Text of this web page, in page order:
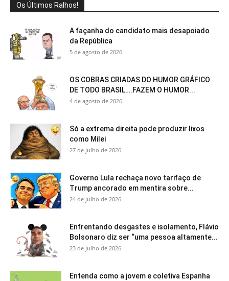
Os Últimos Ralhos!
A façanha do candidato mais desapoiado
da República
5 de agosto de 2026
OS COBRAS CRIADAS DO HUMOR GRÁFICO
DE TODO BRASIL….FAZEM O HUMOR...
4 de agosto de 2026
Só a extrema direita pode produzir lixos
como Milei
27 de julho de 2026
Governo Lula rechaça novo tarifaço de
Trump ancorado em mentira sobre...
24 de julho de 2026
Enfrentando desgastes e isolamento, Flávio
Bolsonaro diz ser “uma pessoa altamente...
23 de julho de 2026
Entenda como a jovem e coletiva Espanha